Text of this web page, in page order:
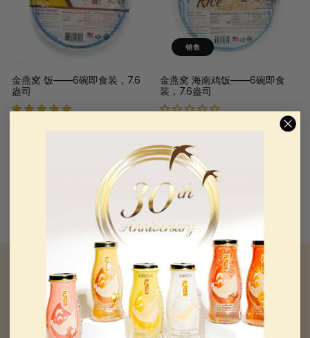
起
起
金燕窝 饭——6碗即食装，7.6
盎司
9
添加到购物车
销售
金燕窝 海南鸡饭——6碗即食
装，7.6盎司
促
销
16.56美元
6
.
5
6
美
元
价
格
添加到购物车
订阅立享5%优惠